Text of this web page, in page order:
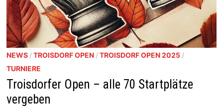
NEWS/TROISDORF OPEN/TROISDORF OPEN 2025/
TURNIERE
Troisdorfer Open – alle 70 Startplätze
vergeben